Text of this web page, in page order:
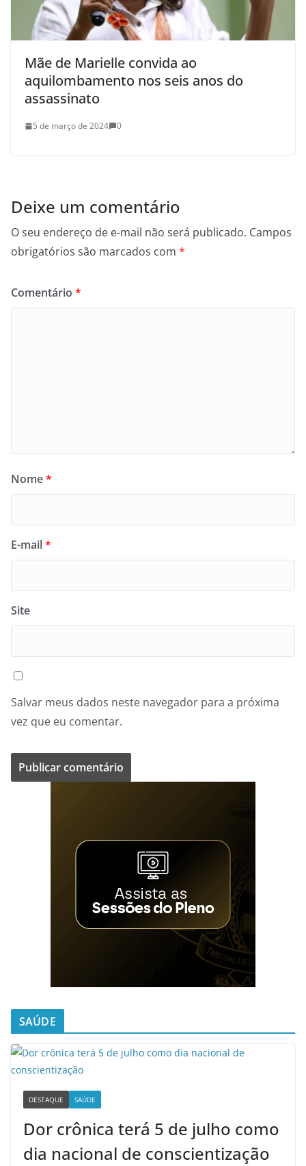
Mãe de Marielle convida ao
aquilombamento nos seis anos do
assassinato
5 de março de 2024 0
Deixe um comentário
O seu endereço de e-mail não será publicado. Campos
obrigatórios são marcados com *
Comentário *
Nome*
E-mail*
Site
Salvar meus dados neste navegador para a próxima
vez que eu comentar.
SAÚDE
DESTAQUE SAÚDE
Dor crônica terá 5 de julho como
dia nacional de conscientização